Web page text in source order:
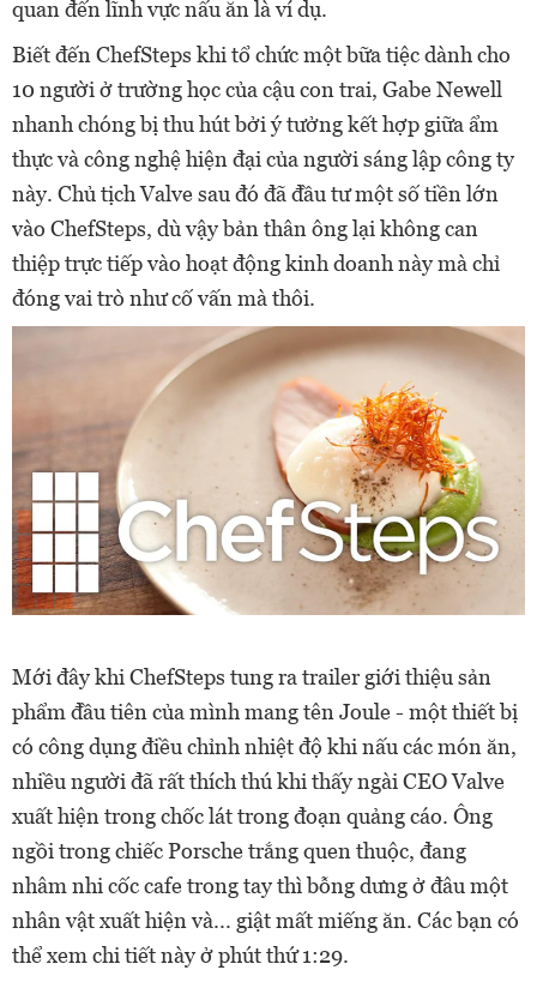
quan đến lĩnh vực nấu ăn là ví dụ.
Biết đến ChefSteps khi tổ chức một bữa tiệc dành cho
10 người ở trường học của cậu con trai, Gabe Newell
nhanh chóng bị thu hút bởi ý tưởng kết hợp giữa ẩm
thực và công nghệ hiện đại của người sáng lập công ty
này. Chủ tịch Valve sau đó đã đầu tư một số tiền lớn
vào ChefSteps, dù vậy bản thân ông lại không can
thiệp trực tiếp vào hoạt động kinh doanh này mà chỉ
đóng vai trò như cố vấn mà thôi.
Mới đây khi ChefSteps tung ra trailer giới thiệu sản
phẩm đầu tiên của mình mang tên Joule - một thiết bị
có công dụng điều chỉnh nhiệt độ khi nấu các món ăn,
nhiều người đã rất thích thú khi thấy ngài CEO Valve
xuất hiện trong chốc lát trong đoạn quảng cáo. Ông
ngồi trong chiếc Porsche trắng quen thuộc, đang
nhâm nhi cốc cafe trong tay thì bỗng dưng ở đâu một
nhân vật xuất hiện và... giật mất miếng ăn. Các bạn có
thể xem chi tiết này ở phút thứ 1:29.